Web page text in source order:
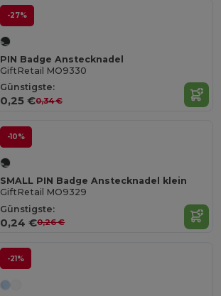
-27%
PIN Badge Anstecknadel
GiftRetail MO9330
Günstigste:
0,25 €0,34 €
-10%
SMALL PIN Badge Anstecknadel klein
GiftRetail MO9329
Günstigste:
0,24 €0,26 €
-21%